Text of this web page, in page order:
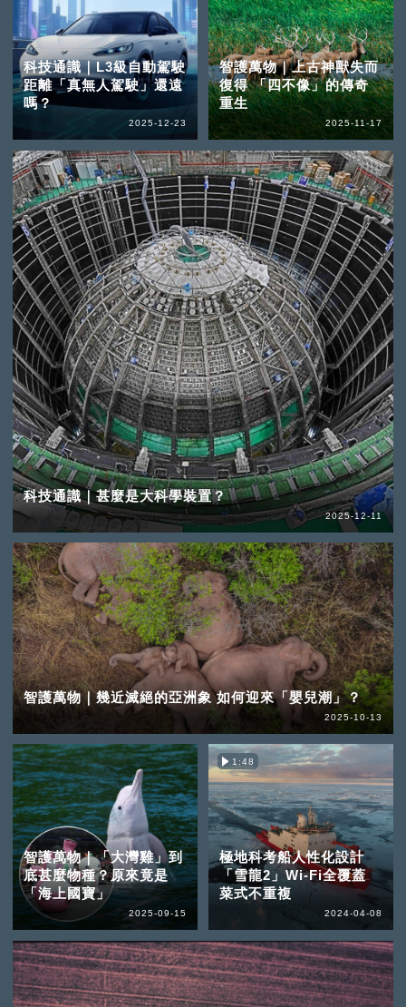
科技通識｜L3級自動駕駛
距離「真無人駕駛」還遠
嗎？
2025-12-23
科技通識｜甚麼是大科學裝置？
2025-12-11
智護萬物｜上古神獸失而
復得 「四不像」的傳奇
重生
2025-11-17
智護萬物｜幾近滅絕的亞洲象 如何迎來「嬰兒潮」？
2025-10-13
智護萬物｜「大灣雞」到
底甚麼物種？原來竟是
「海上國寶」
2025-09-15
1:48
極地科考船人性化設計
「雪龍2」Wi-Fi全覆蓋
菜式不重複
2024-04-08